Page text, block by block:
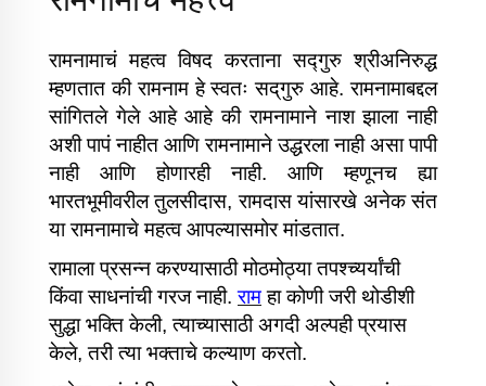
रामनामाचं महत्व विषद करताना सद्‍गुरु श्रीअनिरुद्ध
म्हणतात की रामनाम हे स्वतः सद्‌गुरु आहे. रामनामाबद्दल
सांगितले गेले आहे आहे की रामनामाने नाश झाला नाही
अशी पापं नाहीत आणि रामनामाने उद्धरला नाही असा पापी
नाही आणि होणारही नाही. आणि म्हणूनच ह्या
भारतभूमीवरील तुलसीदास, रामदास यांसारखे अनेक संत
या रामनामाचे महत्व आपल्यासमोर मांडतात.
रामाला प्रसन्न करण्यासाठी मोठमोठ्या तपश्च्यर्यांची
किंवा साधनांची गरज नाही.रामहा कोणी जरी थोडीशी
सुद्धा भक्ति केली, त्याच्यासाठी अगदी अल्पही प्रयास
केले, तरी त्या भक्ताचे कल्याण करतो.